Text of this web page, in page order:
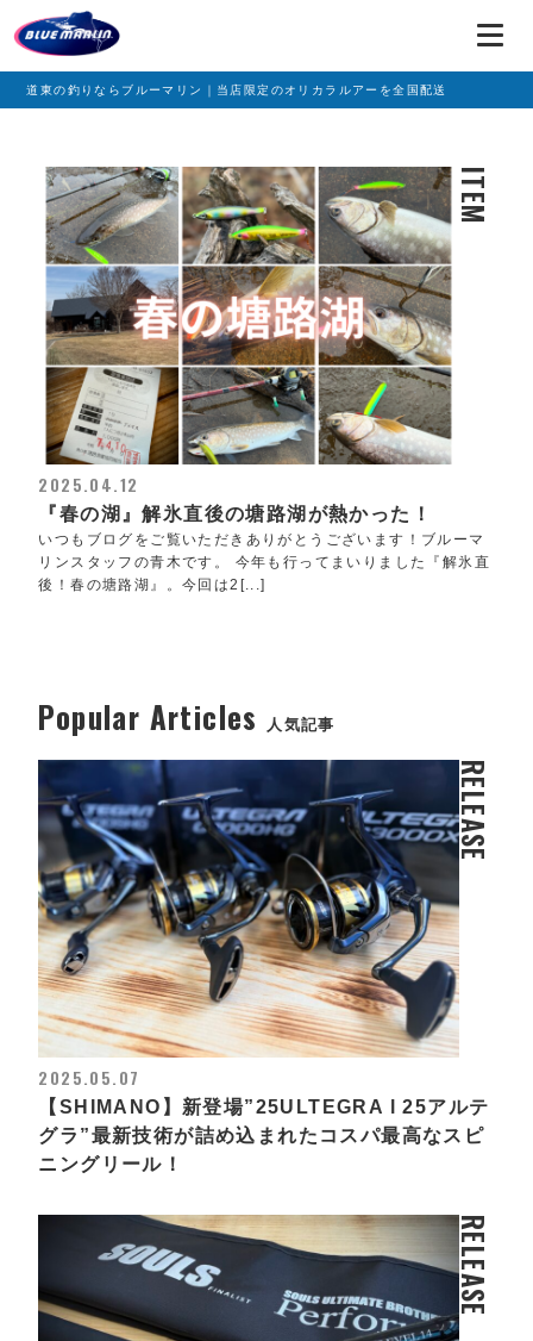
道東の釣りならブルーマリン｜当店限定のオリカラルアーを全国配送
ITEM
2025.04.12
『春の湖』解氷直後の塘路湖が熱かった！
いつもブログをご覧いただきありがとうございます！ブルーマ
リンスタッフの青木です。 今年も行ってまいりました『解氷直
後！春の塘路湖』。今回は2[...]
Popular Articles 人気記事
RELEASE
2025.05.07
【SHIMANO】新登場”25ULTEGRA l 25アルテ
グラ”最新技術が詰め込まれたコスパ最高なスピ
ニングリール！
RELEASE